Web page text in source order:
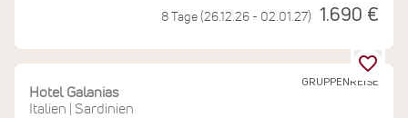
8 Tage (26.12.26 - 02.01.27) 1.690 €
GRUPPENREISE
Hotel Galanias
Italien
Sardinien